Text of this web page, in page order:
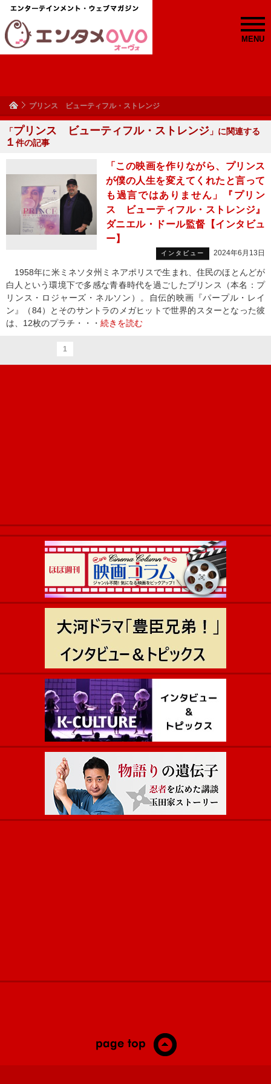
MENU
プリンス ビューティフル・ストレンジ
「プリンス ビューティフル・ストレンジ 」に関連する
１ 件の記事
「この映画を作りながら、プリンス
が僕の人生を変えてくれたと言って
も過言ではありません」『プリン
ス ビューティフル・ストレンジ』
ダニエル・ドール監督【インタビュ
ー】
インタビュー 2024年6月13日
1958年に米ミネソタ州ミネアポリスで生まれ、住民のほとんどが
白人という環境下で多感な青春時代を過ごしたプリンス（本名：プ
リンス・ロジャーズ・ネルソン）。自伝的映画『パープル・レイ
ン』（84）とそのサントラのメガヒットで世界的スターとなった彼
は、12枚のプラチ・・・ 続きを読む
1